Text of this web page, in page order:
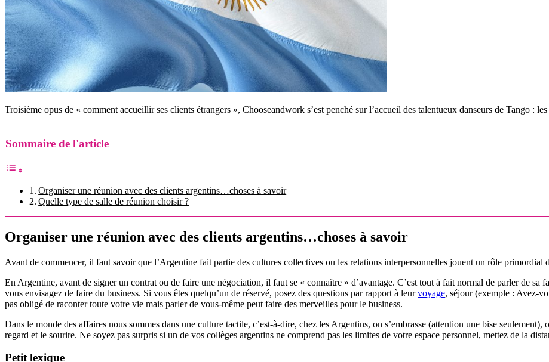
Troisième opus de « comment accueillir ses clients étrangers », Chooseandwork s’est penché sur l’accueil des talentueux danseurs de Tango :
Sommaire de l'article
Organiser une réunion avec des clients argentins…choses à savoir
Quelle type de salle de réunion choisir ?
Organiser une réunion avec des clients argentins…choses à savoir
Avant de commencer, il faut savoir que l’Argentine fait partie des cultures collectives ou les relations interpersonnelles jouent un rôle primordial
En Argentine, avant de signer un contrat ou de faire une négociation, il faut se « connaître » d’avantage. C’est tout à fait normal de parler de sa
vous envisagez de faire du business. Si vous êtes quelqu’un de réservé, posez des questions par rapport à leurvoyage, séjour (exemple : Avez-
pas obligé de raconter toute votre vie mais parler de vous-même peut faire des merveilles pour le business.
Dans le monde des affaires nous sommes dans une culture tactile, c’est-à-dire, chez les Argentins, on s’embrasse (attention une bise
regard et le sourire. Ne soyez pas surpris si un de vos collèges argentins ne comprend pas les limites de votre espace personnel, mettez de la
Petit lexique